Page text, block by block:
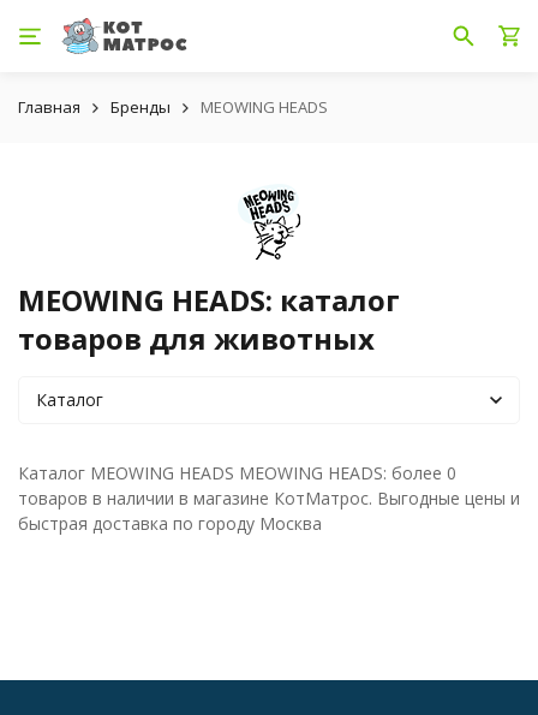
Главная Бренды MEOWING HEADS
MEOWING HEADS: каталог
товаров для животных
Каталог
Каталог MEOWING HEADS MEOWING HEADS: более 0
товаров в наличии в магазине КотМатрос. Выгодные цены и
быстрая доставка по городу Москва